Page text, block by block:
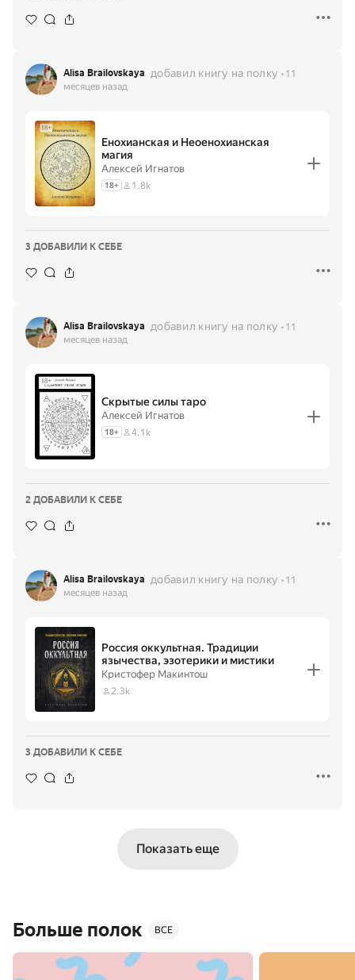
Alisa Brailovskaya добавил книгу на полку
11
месяцев назад
Енохианская и Неоенохианская
магия
Алексей Игнатов
18+ 1.8k
3 ДОБАВИЛИ К СЕБЕ
Alisa Brailovskaya добавил книгу на полку
11
месяцев назад
Скрытые силы таро
Алексей Игнатов
18+ 4.1k
2 ДОБАВИЛИ К СЕБЕ
Alisa Brailovskaya добавил книгу на полку
11
месяцев назад
Россия оккультная. Традиции
язычества, эзотерики и мистики
Кристофер Макинтош
2.3k
3 ДОБАВИЛИ К СЕБЕ
Показать еще
Больше полок ВСЕ